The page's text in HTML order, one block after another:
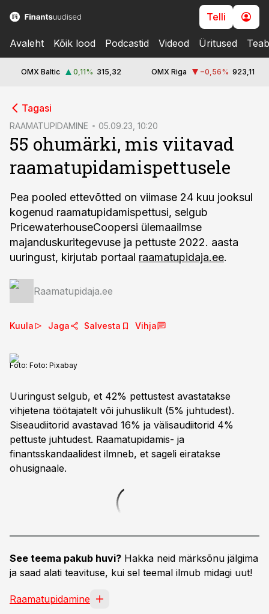
Telli
Avaleht Kõik lood Podcastid Videod Üritused
OMX Baltic 0,11% 315,32 OMX Riga −0,56% 923,11
Tagasi
RAAMATUPIDAMINE 05.09.23, 10:20
55 ohumärki, mis viitavad
raamatupidamispettusele
Pea pooled ettevõtted on viimase 24 kuu jooksul
kogenud raamatupidamispettusi, selgub
PricewaterhouseCoopersi ülemaailmse
majanduskuritegevuse ja pettuste 2022. aasta
uuringust, kirjutab portaal raamatupidaja.ee.
Raamatupidaja.ee
Kuula Jaga Salvesta Vihja
Foto: Foto: Pixabay
Uuringust selgub, et 42% pettustest avastatakse
vihjetena töötajatelt või juhuslikult (5% juhtudest).
Siseaudiitorid avastavad 16% ja välisaudiitorid 4%
pettuste juhtudest. Raamatupidamis- ja
finantsskandaalidest ilmneb, et sageli eiratakse
ohusignaale.
See teema pakub huvi? Hakka neid märksõnu jälgima
ja saad alati teavituse, kui sel teemal ilmub midagi uut!
Raamatupidamine